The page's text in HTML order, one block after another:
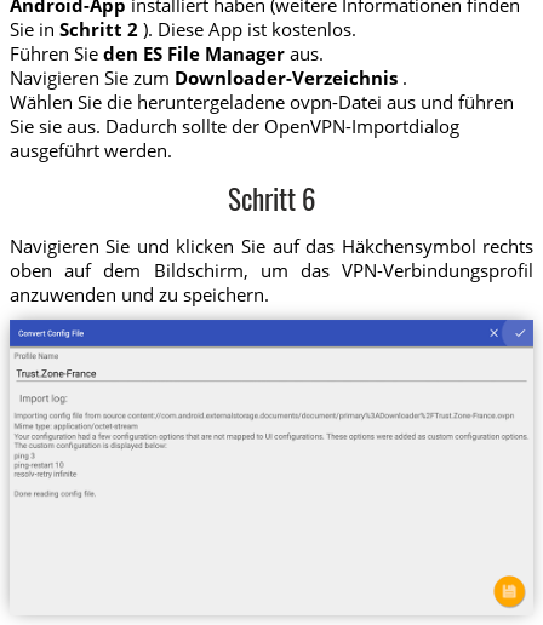
Sie in Schritt 2 ). Diese App ist kostenlos.
Führen Sie den ES File Manageraus.
Navigieren Sie zum Downloader-Verzeichnis.
Wählen Sie die heruntergeladene ovpn-Datei aus und führen
Sie sie aus. Dadurch sollte der OpenVPN-Importdialog
ausgeführt werden.
Schritt 6
Navigieren Sie und klicken Sie auf das Häkchensymbol rechts
oben auf dem Bildschirm, um das VPN-Verbindungsprofil
anzuwenden und zu speichern.